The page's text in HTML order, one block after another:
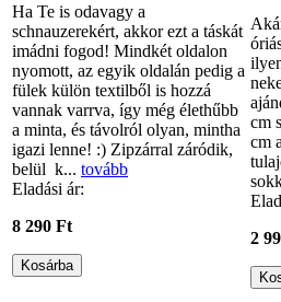
Ha Te is odavagy a
schnauzerekért, akkor ezt a táskát
imádni fogod! Mindkét oldalon
nyomott, az egyik oldalán pedig a
fülek külön textilből is hozzá
vannak varrva, így még élethűbb
a minta, és távolról olyan, mintha
igazi lenne! :) Zipzárral záródik,
belül k... tovább
Eladási ár:
8 290 Ft
cm
cm
2